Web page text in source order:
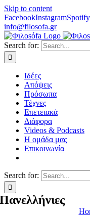
Skip to content
FacebookInstagramSpotify
info@filosofa.gr
Search for:
Ιδέες
Απόψεις
Πρόσωπα
Τέχνες
Επετειακά
Διάφορα
Videos & Podcasts
Η ομάδα μας
Επικοινωνία
Search for:
Πανελλήνιες